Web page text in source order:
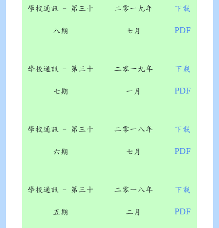
學校通訊 - 第三十
八期
二零一九年
七月
下載
PDF
學校通訊 - 第三十
七期
二零一九年
一月
下載
PDF
學校通訊 - 第三十
六期
二零一八年
七月
下載
PDF
學校通訊 - 第三十
五期
二零一八年
二月
下載
PDF